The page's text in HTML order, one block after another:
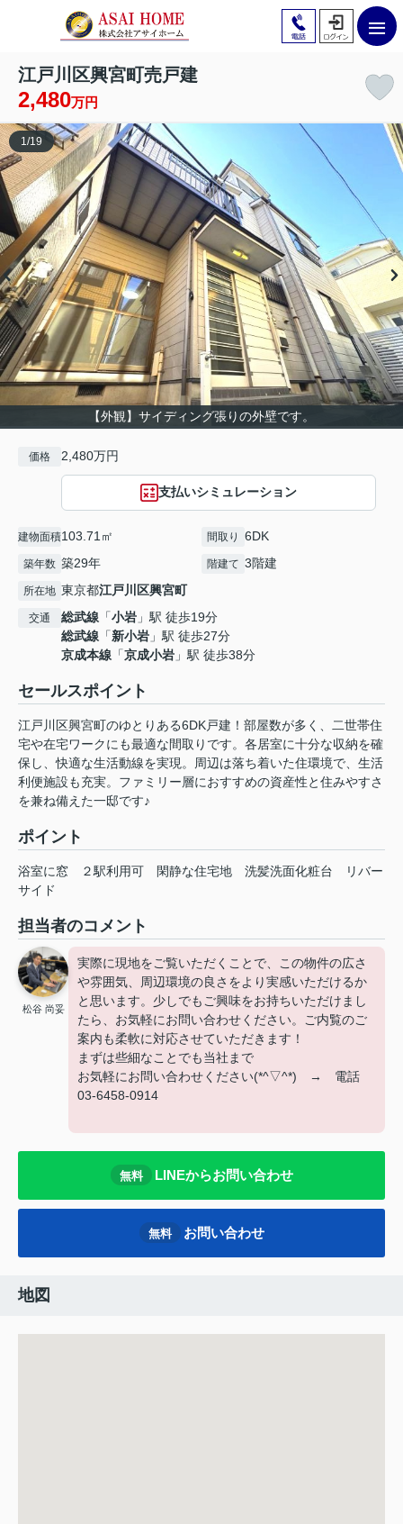
江戸川区興宮町売戸建
2,480万円
【外観】サイディング張りの外壁です。
1/19
価格 2,480万円
支払いシミュレーション
建物面積103.71㎡ 間取り 6DK
築年数 築29年 階建て 3階建
所在地 東京都江戸川区興宮町
交通 総武線 「小岩 」駅 徒歩19分
総武線 「新小岩 」駅 徒歩27分
京成本線 「京成小岩 」駅 徒歩38分
セールスポイント
江戸川区興宮町のゆとりある6DK戸建！部屋数が多く、二世帯住
宅や在宅ワークにも最適な間取りです。各居室に十分な収納を確
保し、快適な生活動線を実現。周辺は落ち着いた住環境で、生活
利便施設も充実。ファミリー層におすすめの資産性と住みやすさ
を兼ね備えた一邸です♪
ポイント
浴室に窓 ２駅利用可 閑静な住宅地 洗髪洗面化粧台
リバー
サイド
担当者のコメント
松谷 尚妥
実際に現地をご覧いただくことで、この物件の広さ
や雰囲気、周辺環境の良さをより実感いただけるか
と思います。少しでもご興味をお持ちいただけまし
たら、お気軽にお問い合わせください。ご内覧のご
案内も柔軟に対応させていただきます！
まずは些細なことでも当社まで
お気軽にお問い合わせください(*^▽^*) → 電話
03-6458-0914
無料 LINEからお問い合わせ
無料 お問い合わせ
地図